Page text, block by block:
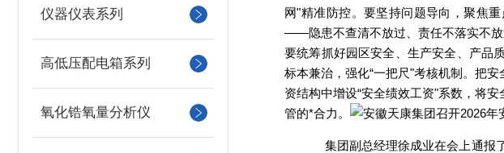
仪器仪表系列
高低压配电箱系列
氧化锆氧量分析仪
网"精准防控。要坚持问题导向，聚焦
——隐患不查清不放过、责任不落实不放
要统筹抓好园区安全、生产安全、产品
标本兼治，强化“一把尺"考核机制。把
资结构中增设“安全绩效工资"系数，将
管的*合力。
集团副总经理徐成业在会上通报